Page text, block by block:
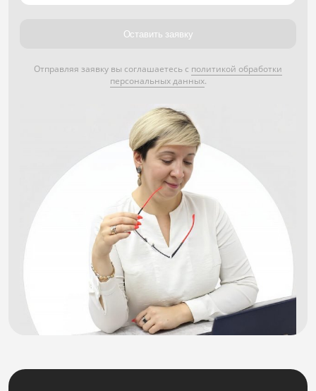
Оставить заявку
Отправляя заявку вы соглашаетесь с политикой обработки
персональных данных.